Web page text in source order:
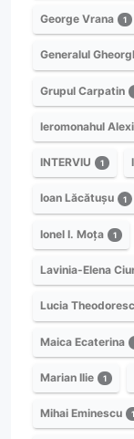
George Vrana 1
Generalul
Grupul Carpatin
Ieromonahul
INTERVIU 1
Ioan Lăcătușu 1
Ionel I. Moța 1
Lavinia-Elena
Lucia
Maica Ecaterina
Marian Ilie 1
Mihai Eminescu 1